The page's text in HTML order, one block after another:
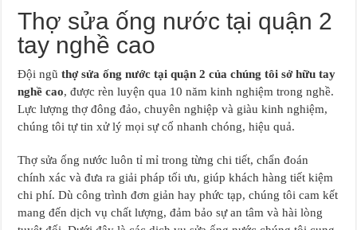
Thợ sửa ống nước tại quận 2
tay nghề cao
Đội ngũthợ sửa ống nước tại quận 2 của chúng tôi sở hữu tay
nghề cao, được rèn luyện qua 10 năm kinh nghiệm trong nghề.
Lực lượng thợ đông đảo, chuyên nghiệp và giàu kinh nghiệm,
chúng tôi tự tin xử lý mọi sự cố nhanh chóng, hiệu quả.
Thợ sửa ống nước luôn tỉ mỉ trong từng chi tiết, chẩn đoán
chính xác và đưa ra giải pháp tối ưu, giúp khách hàng tiết kiệm
chi phí. Dù công trình đơn giản hay phức tạp, chúng tôi cam kết
mang đến dịch vụ chất lượng, đảm bảo sự an tâm và hài lòng